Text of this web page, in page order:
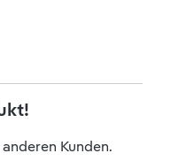
Kunden.